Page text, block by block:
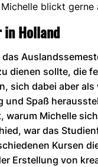
blickt
in Holland
dienen sollte, die
sich dabei aber als
und Spaß
warum Michelle
war das
Kursen
Erstellung von